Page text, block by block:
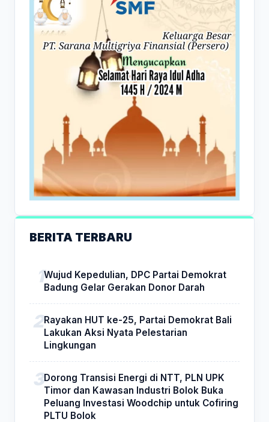
BERITA TERBARU
Wujud Kepedulian, DPC Partai Demokrat
Badung Gelar Gerakan Donor Darah
Rayakan HUT ke-25, Partai Demokrat Bali
Lakukan Aksi Nyata Pelestarian
Lingkungan
Dorong Transisi Energi di NTT, PLN UPK
Timor dan Kawasan Industri Bolok Buka
Peluang Investasi Woodchip untuk Cofiring
PLTU Bolok